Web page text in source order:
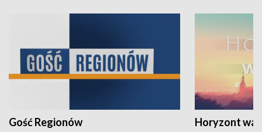
Gość Regionów Horyzont